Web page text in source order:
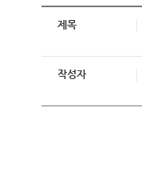
제목
작성자